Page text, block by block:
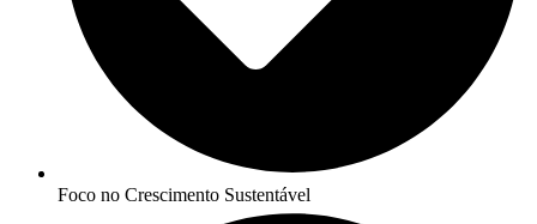
Foco no Crescimento Sustentável